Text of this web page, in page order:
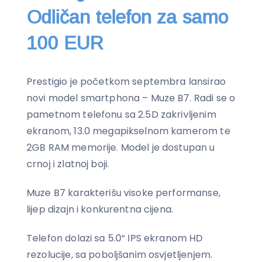
Odličan telefon za samo
100 EUR
Prestigio je početkom septembra lansirao
novi model smartphona – Muze B7. Radi se o
pametnom telefonu sa 2.5D zakrivljenim
ekranom, 13.0 megapikselnom kamerom te
2GB RAM memorije. Model je dostupan u
crnoj i zlatnoj boji.
Muze B7 karakterišu visoke performanse,
lijep dizajn i konkurentna cijena.
Telefon dolazi sa 5.0“ IPS ekranom HD
rezolucije, sa poboljšanim osvjetljenjem.